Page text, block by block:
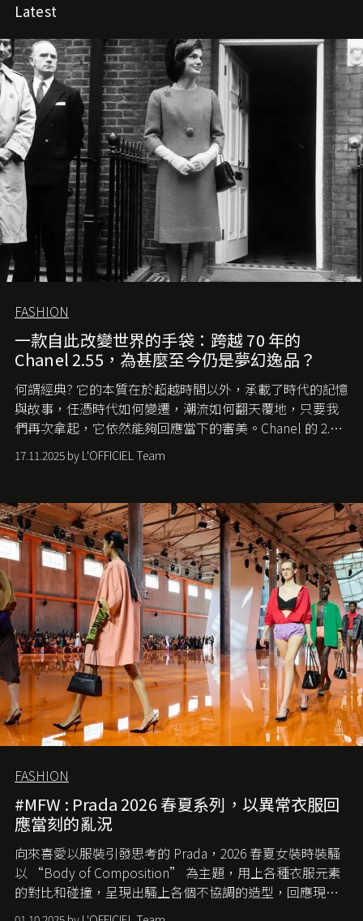
Latest
FASHION
一款自此改變世界的手袋：跨越 70 年的
Chanel 2.55，為甚麼至今仍是夢幻逸品？
何謂經典? 它的本質在於超越時間以外，承載了時代的記憶
與故事，任憑時代如何變遷，潮流如何翻天覆地，只要我
們再次拿起，它依然能夠回應當下的審美。Chanel 的 2.55
手袋更是這樣存在，自問世至今，一直有着舉足輕重的地
位。如果說每個女生的第一個夢想手袋是 Chanel，那 2.55
愛它的雋永與優雅。那麼這個手袋是怎麼誕生的呢？又為
甚麼取名叫 2.55 ？今天就由《L'Officiel HK》帶你穿越流金
歲月，回顧 2.55 的誕生故事。
17.11.2025 by L'OFFICIEL Team
FASHION
#MFW : Prada 2026 春夏系列，以異常衣服回
應當刻的亂況
向來喜愛以服裝引發思考的 Prada，2026 春夏女裝時裝騷
以 “Body of Composition” 為主題，用上各種衣服元素
的對比和碰撞，呈現出騷上各個不協調的造型，回應現今
社會各種資訊、文化超載的現象。